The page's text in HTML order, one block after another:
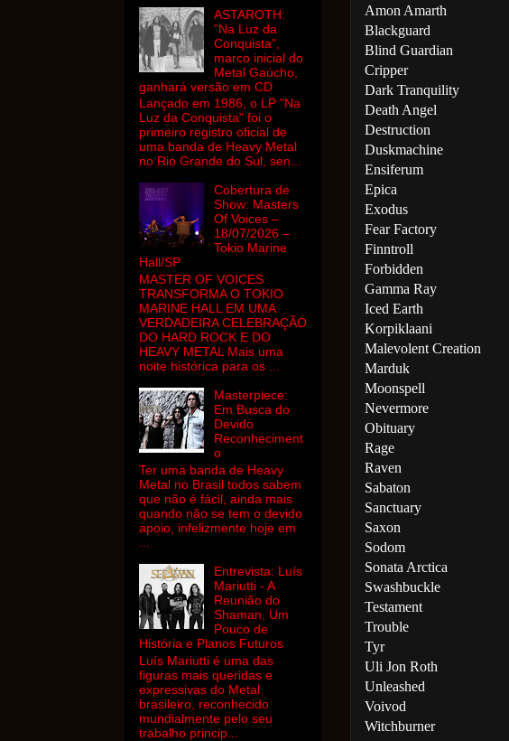
Amon Amarth
Blackguard
Blind Guardian
Cripper
Dark Tranquility
Death Angel
Destruction
Duskmachine
Ensiferum
Epica
Exodus
Fear Factory
Finntroll
Forbidden
Gamma Ray
Iced Earth
Korpiklaani
Malevolent Creation
Marduk
Moonspell
Nevermore
Obituary
Rage
Raven
Sabaton
Sanctuary
Saxon
Sodom
Sonata Arctica
Swashbuckle
Testament
Trouble
Tyr
Uli Jon Roth
Unleashed
Voivod
Witchburner
ASTAROTH:
"Na Luz da
Conquista",
marco inicial do
Metal Gaúcho,
ganhará versão em CD
Lançado em 1986, o LP "Na
Luz da Conquista" foi o
primeiro registro oficial de
uma banda de Heavy Metal
no Rio Grande do Sul, sen...
Cobertura de
Show: Masters
Of Voices –
18/07/2026 –
Tokio Marine
Hall/SP
MASTER OF VOICES
TRANSFORMA O TOKIO
MARINE HALL EM UMA
VERDADEIRA CELEBRAÇÃO
DO HARD ROCK E DO
HEAVY METAL Mais uma
noite histórica para os ...
Masterpiece:
Em Busca do
Devido
Reconheciment
o
Ter uma banda de Heavy
Metal no Brasil todos sabem
que não é fácil, ainda mais
quando não se tem o devido
apoio, infelizmente hoje em
Entrevista: Luís
Mariutti - A
Reunião do
Shaman, Um
Pouco de
História e Planos Futuros
Luís Mariutti é uma das
figuras mais queridas e
expressivas do Metal
brasileiro, reconhecido
mundialmente pelo seu
trabalho princip...